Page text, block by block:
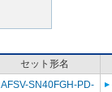
セット形名
AFSV-SN40FGH-PD-